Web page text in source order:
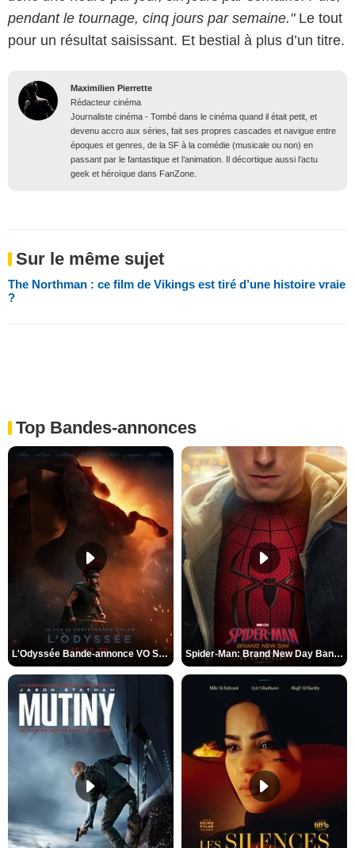
pendant le tournage, cinq jours par semaine."Le tout
pour un résultat saisissant. Et bestial à plus d’un titre.
Maximilien Pierrette
Rédacteur cinéma
Journaliste cinéma - Tombé dans le cinéma quand il était petit, et
devenu accro aux séries, fait ses propres cascades et navigue entre
époques et genres, de la SF à la comédie (musicale ou non) en
passant par le fantastique et l’animation. Il décortique aussi l’actu
geek et héroïque dans FanZone.
Sur le même sujet
The Northman : ce film de Vikings est tiré d’une histoire vraie
?
Top Bandes-annonces
L'Odyssée Bande-annonce VO STFR Spider-Man: Brand New Day Bande-annonce VO STFR